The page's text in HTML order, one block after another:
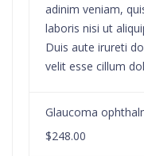
adinim veniam,
laboris nisi ut
Duis aute irureti
velit esse cillum
Glaucoma
$248.00